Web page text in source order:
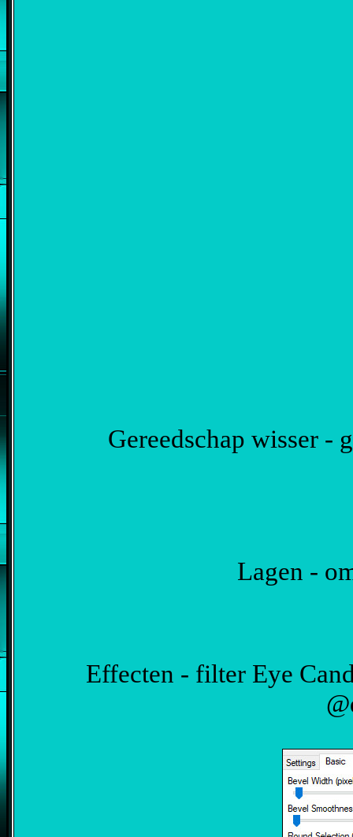
Gereedschap wisser -
Lagen -
Effecten - filter Eye